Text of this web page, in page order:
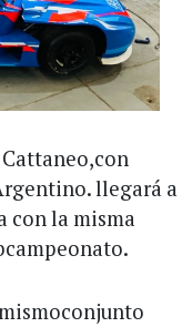
llegará a
con la misma